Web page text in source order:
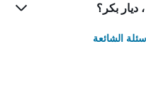
بكر؟
الشائعة